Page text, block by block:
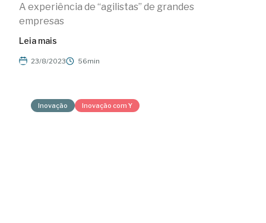
A experiência de “agilistas” de grandes
empresas
Leia mais
23/8/2023 56min
Inovação Inovação com Y